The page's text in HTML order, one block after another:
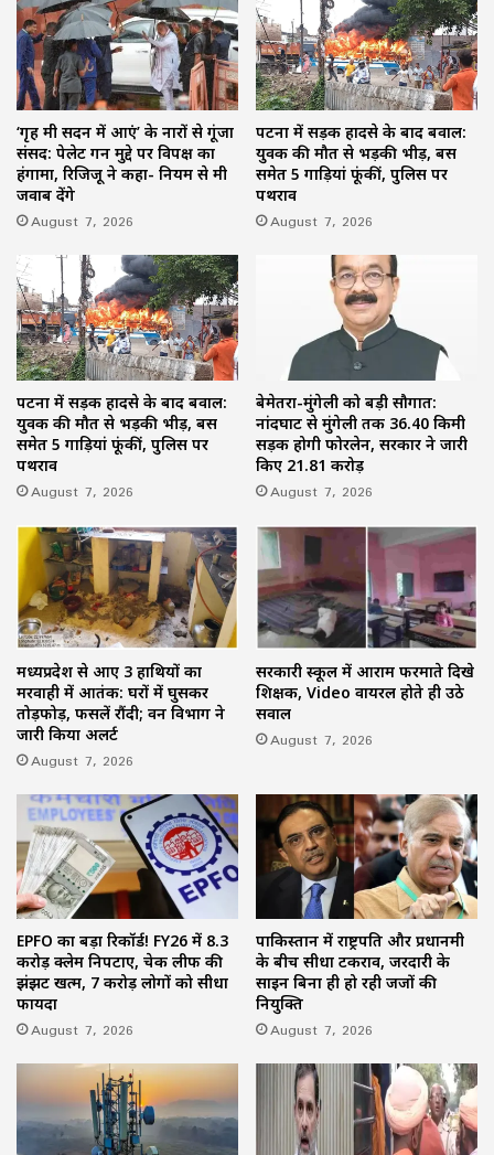
‘गृह मंत्री सदन में आएं’ के नारों से गूंजा
संसद: पेलेट गन मुद्दे पर विपक्ष का
हंगामा, रिजिजू ने कहा- नियम से मंत्री
जवाब देंगे
August 7, 2026
पटना में सड़क हादसे के बाद बवाल:
युवक की मौत से भड़की भीड़, बस
समेत 5 गाड़ियां फूंकीं, पुलिस पर
पथराव
August 7, 2026
पटना में सड़क हादसे के बाद बवाल:
युवक की मौत से भड़की भीड़, बस
समेत 5 गाड़ियां फूंकीं, पुलिस पर
पथराव
August 7, 2026
बेमेतरा-मुंगेली को बड़ी सौगात:
नांदघाट से मुंगेली तक 36.40 किमी
सड़क होगी फोरलेन, सरकार ने जारी
किए 21.81 करोड़
August 7, 2026
मध्यप्रदेश से आए 3 हाथियों का
मरवाही में आतंक: घरों में घुसकर
तोड़फोड़, फसलें रौंदी; वन विभाग ने
जारी किया अलर्ट
August 7, 2026
सरकारी स्कूल में आराम फरमाते दिखे
शिक्षक, Video वायरल होते ही उठे
सवाल
August 7, 2026
EPFO का बड़ा रिकॉर्ड! FY26 में 8.3
करोड़ क्लेम निपटाए, चेक लीफ की
झंझट खत्म, 7 करोड़ लोगों को सीधा
फायदा
August 7, 2026
पाकिस्तान में राष्ट्रपति और प्रधानमंत्री
के बीच सीधा टकराव, जरदारी के
साइन बिना ही हो रही जजों की
नियुक्ति
August 7, 2026